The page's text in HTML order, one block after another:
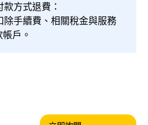
方式退費：
手續費、相關稅金與服務
戶。